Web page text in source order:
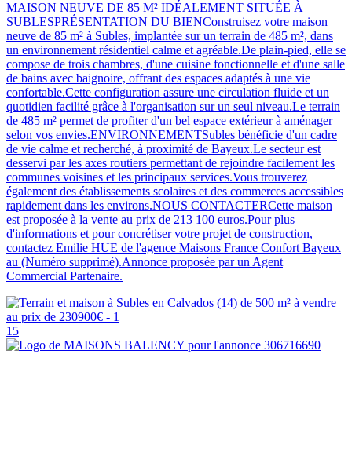
MAISON NEUVE DE 85 M² IDÉALEMENT SITUÉE À
SUBLESPRÉSENTATION DU BIENConstruisez votre maison
neuve de 85 m² à Subles, implantée sur un terrain de 485 m², dans
un environnement résidentiel calme et agréable.De plain-pied, elle se
compose de trois chambres, d'une cuisine fonctionnelle et d'une salle
de bains avec baignoire, offrant des espaces adaptés à une vie
confortable.Cette configuration assure une circulation fluide et un
quotidien facilité grâce à l'organisation sur un seul niveau.Le terrain
de 485 m² permet de profiter d'un bel espace extérieur à aménager
selon vos envies.ENVIRONNEMENTSubles bénéficie d'un cadre
de vie calme et recherché, à proximité de Bayeux.Le secteur est
desservi par les axes routiers permettant de rejoindre facilement les
communes voisines et les principaux services.Vous trouverez
également des établissements scolaires et des commerces accessibles
rapidement dans les environs.NOUS CONTACTERCette maison
est proposée à la vente au prix de 213 100 euros.Pour plus
d'informations et pour concrétiser votre projet de construction,
contactez Emilie HUE de l'agence Maisons France Confort Bayeux
au (Numéro supprimé).Annonce proposée par un Agent
Commercial Partenaire.
15